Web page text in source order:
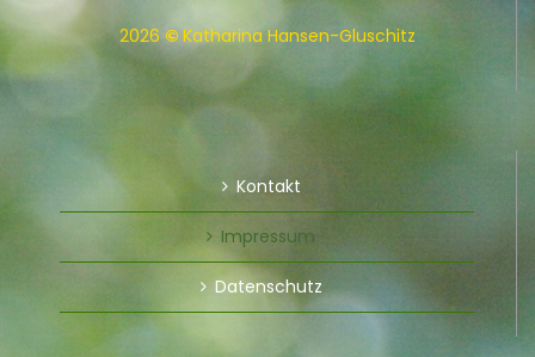
2026 © Katharina Hansen-Gluschitz
Kontakt
Impressum
Datenschutz